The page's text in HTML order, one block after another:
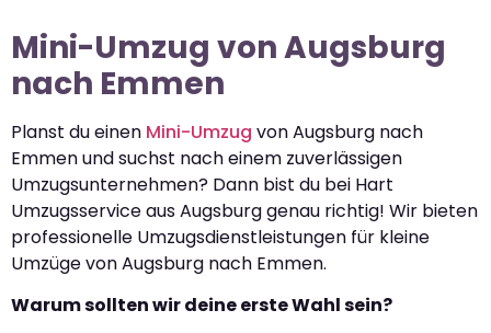
Mini-Umzug von Augsburg
nach Emmen
Planst du einen Mini-Umzug von Augsburg nach
Emmen und suchst nach einem zuverlässigen
Umzugsunternehmen? Dann bist du bei Hart
Umzugsservice aus Augsburg genau richtig! Wir bieten
professionelle Umzugsdienstleistungen für kleine
Umzüge von Augsburg nach Emmen.
Warum sollten wir deine erste Wahl sein?